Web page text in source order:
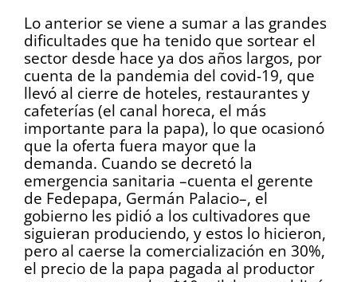
Lo anterior se viene a sumar a las grandes
dificultades que ha tenido que sortear el
sector desde hace ya dos años largos, por
cuenta de la pandemia del covid-19, que
llevó al cierre de hoteles, restaurantes y
cafeterías (el canal horeca, el más
importante para la papa), lo que ocasionó
que la oferta fuera mayor que la
demanda. Cuando se decretó la
emergencia sanitaria –cuenta el gerente
de Fedepapa, Germán Palacio–, el
gobierno les pidió a los cultivadores que
siguieran produciendo, y estos lo hicieron,
pero al caerse la comercialización en 30%,
el precio de la papa pagada al productor